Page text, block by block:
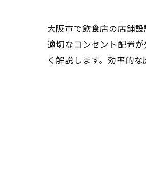
大阪市で飲食店の店舗
適切なコンセント配置
く解説します。効率的